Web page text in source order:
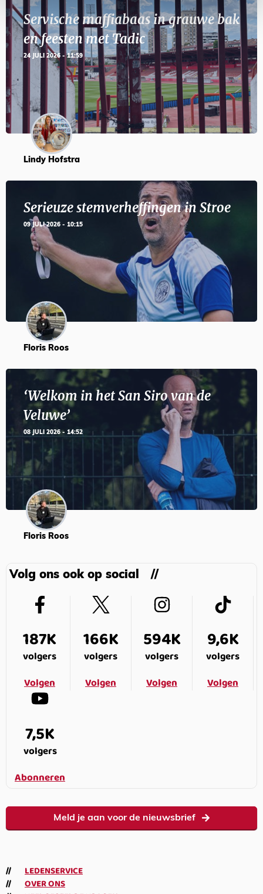
Servische maffiabaas in grauwe bak
en feesten met Tadic
24 JULI 2026 - 11:59
Lindy Hofstra
Serieuze stemverheffingen in Stroe
09 JULI 2026 - 10:15
Floris Roos
‘Welkom in het San Siro van de
Veluwe’
08 JULI 2026 - 14:52
Floris Roos
Volg ons ook op social
187K
volgers
Volgen
166K
volgers
Volgen
594K
volgers
Volgen
9,6K
volgers
Volgen
7,5K
volgers
Abonneren
Meld je aan voor de nieuwsbrief
LEDENSERVICE
OVER ONS